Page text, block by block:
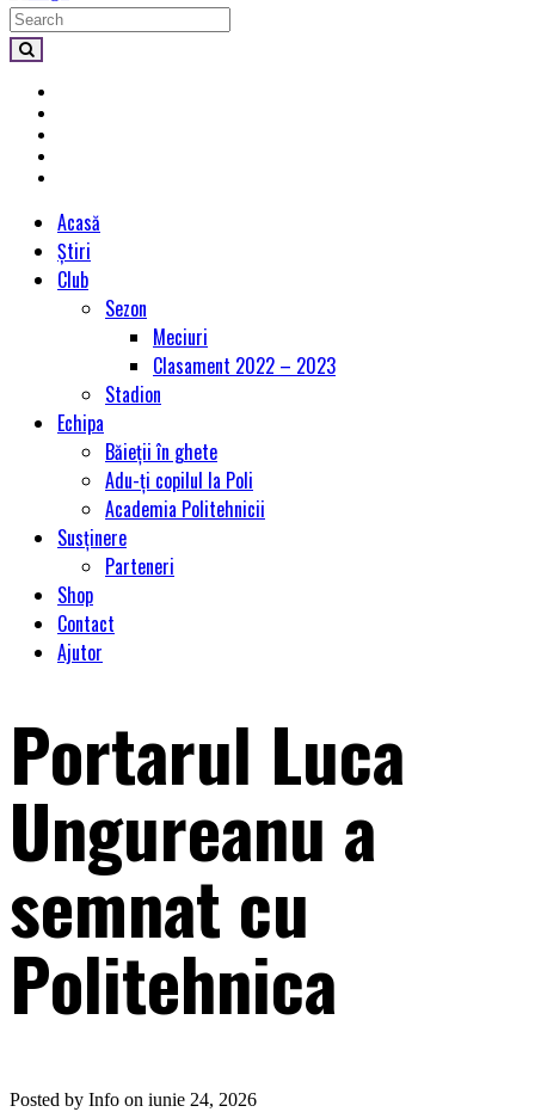
Acasă
Știri
Club
Sezon
Meciuri
Clasament 2022 – 2023
Stadion
Echipa
Băieții în ghete
Adu-ți copilul la Poli
Academia Politehnicii
Susținere
Parteneri
Shop
Contact
Ajutor
Portarul Luca
Ungureanu a
semnat cu
Politehnica
Posted by Info on iunie 24, 2026